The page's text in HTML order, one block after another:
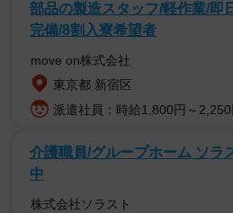
部品の製造スタッフ/軽作業/即
完備/8割入寮希望者
move on株式会社
東京都 新宿区
派遣社員：時給1,800円～2,250
介護職員/グループホーム ソラ
中
株式会社ソラスト